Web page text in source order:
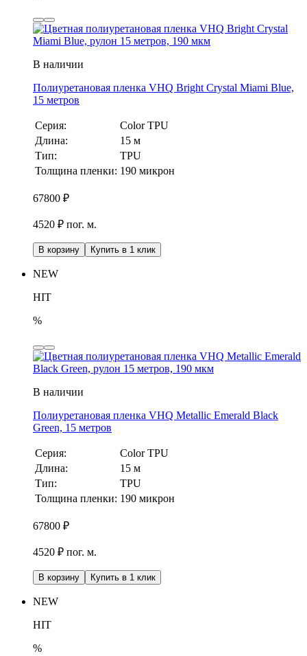
В наличии
Полиуретановая пленка VHQ Bright Crystal Miami Blue,
15 метров
Серия:
Color TPU
Длина:
15 м
Тип:
TPU
Толщина пленки: 190 микрон
67800 ₽
4520 ₽ пог. м.
В корзину Купить в 1 клик
NEW
HIT
%
В наличии
Полиуретановая пленка VHQ Metallic Emerald Black
Green, 15 метров
Серия:
Color TPU
Длина:
15 м
Тип:
TPU
Толщина пленки: 190 микрон
67800 ₽
4520 ₽ пог. м.
В корзину Купить в 1 клик
NEW
HIT
%